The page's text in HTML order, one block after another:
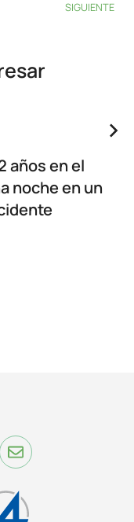
SIGUIENTE
años en el
noche en un